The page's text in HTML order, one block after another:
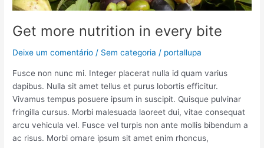
Get more nutrition in every bite
Deixe um comentário / Sem categoria / portallupa
Fusce non nunc mi. Integer placerat nulla id quam varius
dapibus. Nulla sit amet tellus et purus lobortis efficitur.
Vivamus tempus posuere ipsum in suscipit. Quisque pulvinar
fringilla cursus. Morbi malesuada laoreet dui, vitae consequat
arcu vehicula vel. Fusce vel turpis non ante mollis bibendum a
ac risus. Morbi ornare ipsum sit amet enim rhoncus,